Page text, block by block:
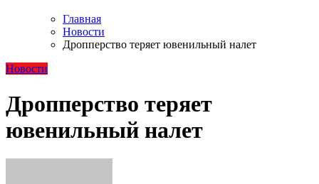
Главная
Новости
Дропперство теряет ювенильный налет
Новости
Дропперство теряет
ювенильный налет